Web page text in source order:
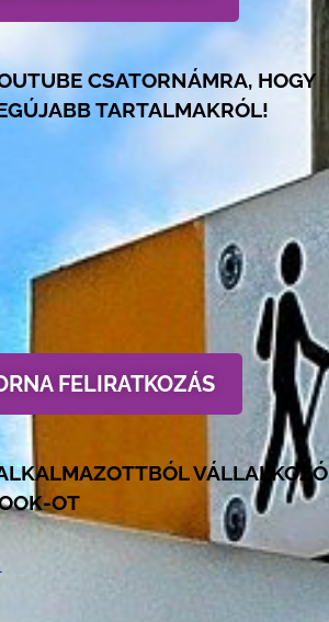
CSATORNÁMRA, HOGY
TARTALMAKRÓL!
FELIRATKOZÁS
VÁLLALKOZÓ
OT